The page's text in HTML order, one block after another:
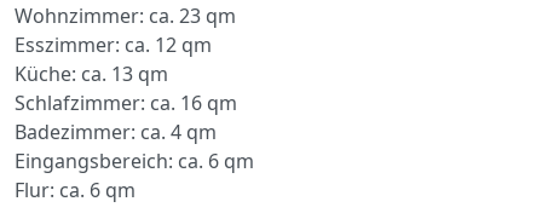
Wohnzimmer: ca. 23 qm
Esszimmer: ca. 12 qm
Küche: ca. 13 qm
Schlafzimmer: ca. 16 qm
Badezimmer: ca. 4 qm
Eingangsbereich: ca. 6 qm
Flur: ca. 6 qm